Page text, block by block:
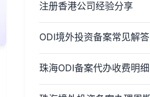
注册香港公司经验分享
ODI境外投资备案常见解答